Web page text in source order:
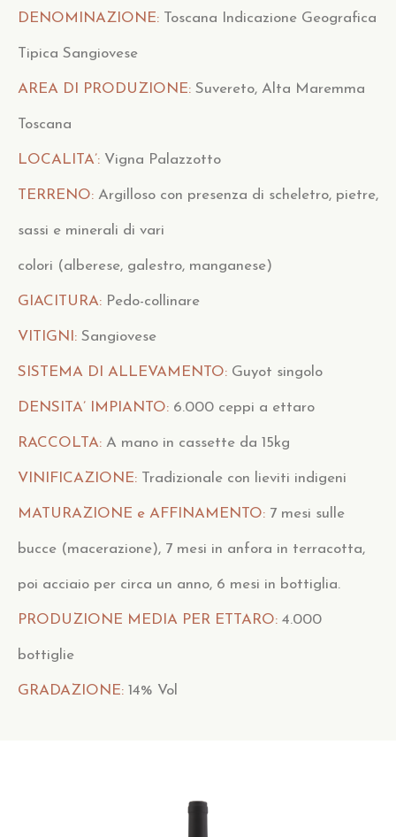
DENOMINAZIONE: Toscana Indicazione Geografica
Tipica Sangiovese
AREA DI PRODUZIONE: Suvereto, Alta Maremma
Toscana
LOCALITA’: Vigna Palazzotto
TERRENO: Argilloso con presenza di scheletro, pietre,
sassi e minerali di vari
colori (alberese, galestro, manganese)
GIACITURA: Pedo-collinare
VITIGNI: Sangiovese
SISTEMA DI ALLEVAMENTO: Guyot singolo
DENSITA’ IMPIANTO: 6.000 ceppi a ettaro
RACCOLTA: A mano in cassette da 15kg
VINIFICAZIONE: Tradizionale con lieviti indigeni
MATURAZIONE e AFFINAMENTO: 7 mesi sulle
bucce (macerazione), 7 mesi in anfora in terracotta,
poi acciaio per circa un anno, 6 mesi in bottiglia.
PRODUZIONE MEDIA PER ETTARO: 4.000
bottiglie
GRADAZIONE: 14% Vol